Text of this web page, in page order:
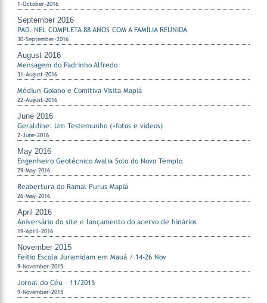
1-October-2016
September 2016
PAD. NEL COMPLETA 88 ANOS COM A FAMÍLIA REUNIDA
30-September-2016
August 2016
Mensagem do Padrinho Alfredo
31-August-2016
Médiun Goiano e Comitiva Visita Mapiá
22-August-2016
June 2016
Geraldine: Um Testemunho (+fotos e videos)
2-June-2016
May 2016
Engenheiro Geotécnico Avalia Solo do Novo Templo
29-May-2016
Reabertura do Ramal Purus-Mapiá
26-May-2016
April 2016
Aniversário do site e lançamento do acervo de hinários
19-April-2016
November 2015
Feitio Escola Juramidam em Mauá / 14-26 Nov
9-November-2015
Jornal do Céu - 11/2015
9-November-2015